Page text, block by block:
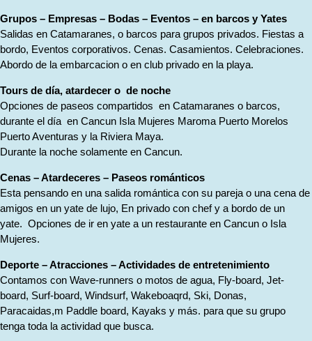
Grupos – Empresas – Bodas – Eventos – en barcos y Yates
Salidas en Catamaranes, o barcos para grupos privados. Fiestas a
bordo, Eventos corporativos. Cenas. Casamientos. Celebraciones.
Abordo de la embarcacion o en club privado en la playa.
Tours de día, atardecer o de noche
Opciones de paseos compartidos en Catamaranes o barcos,
durante el día en Cancun Isla Mujeres Maroma Puerto Morelos
Puerto Aventuras y la Riviera Maya.
Durante la noche solamente en Cancun.
Cenas – Atardeceres – Paseos románticos
Esta pensando en una salida romántica con su pareja o una cena de
amigos en un yate de lujo, En privado con chef y a bordo de un
yate. Opciones de ir en yate a un restaurante en Cancun o Isla
Mujeres.
Deporte – Atracciones – Actividades de entretenimiento
Contamos con Wave-runners o motos de agua, Fly-board, Jet-
board, Surf-board, Windsurf, Wakeboaqrd, Ski, Donas,
Paracaidas,m Paddle board, Kayaks y más. para que su grupo
tenga toda la actividad que busca.